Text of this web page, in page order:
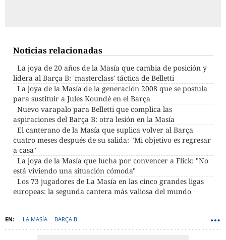
Noticias relacionadas
La joya de 20 años de la Masía que cambia de posición y
lidera al Barça B: 'masterclass' táctica de Belletti
La joya de la Masía de la generación 2008 que se postula
para sustituir a Jules Koundé en el Barça
Nuevo varapalo para Belletti que complica las
aspiraciones del Barça B: otra lesión en la Masía
El canterano de la Masía que suplica volver al Barça
cuatro meses después de su salida: "Mi objetivo es regresar
a casa"
La joya de la Masía que lucha por convencer a Flick: "No
está viviendo una situación cómoda"
Los 73 jugadores de La Masía en las cinco grandes ligas
europeas: la segunda cantera más valiosa del mundo
LA MASÍA BARÇA B